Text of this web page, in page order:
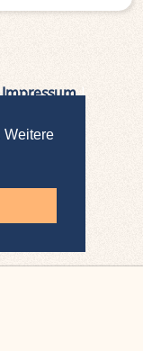
Weitere
Impressum|